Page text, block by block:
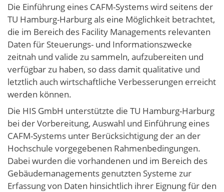
Die Einführung eines CAFM-Systems wird seitens der
TU Hamburg-Harburg als eine Möglichkeit betrachtet,
die im Bereich des Facility Managements relevanten
Daten für Steuerungs- und Informationszwecke
zeitnah und valide zu sammeln, aufzubereiten und
verfügbar zu haben, so dass damit qualitative und
letztlich auch wirtschaftliche Verbesserungen erreicht
werden können.
Die HIS GmbH unterstützte die TU Hamburg-Harburg
bei der Vorbereitung, Auswahl und Einführung eines
CAFM-Systems unter Berücksichtigung der an der
Hochschule vorgegebenen Rahmenbedingungen.
Dabei wurden die vorhandenen und im Bereich des
Gebäudemanagements genutzten Systeme zur
Erfassung von Daten hinsichtlich ihrer Eignung für den